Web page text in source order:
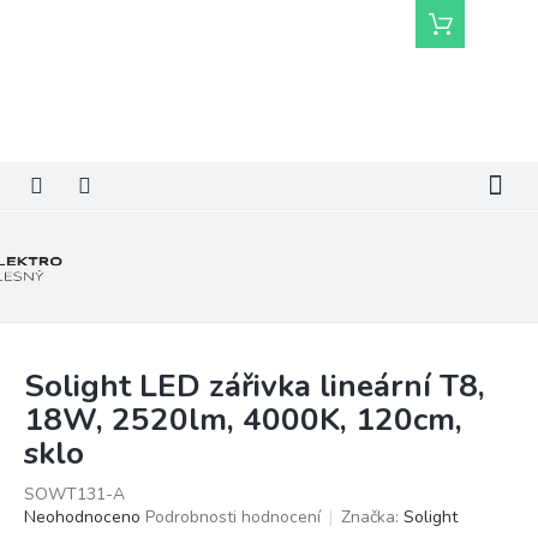
Nákupní
košík
Solight LED zářivka lineární T8,
18W, 2520lm, 4000K, 120cm,
sklo
SOWT131-A
Průměrné
Neohodnoceno Podrobnosti hodnocení Značka: Solight